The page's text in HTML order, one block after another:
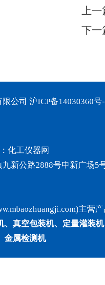
上一
下一
公司 沪ICP备14030360号
化工仪器网
新公路2888号申新广场5
主营
真空包装机、定量灌装
金属检测机